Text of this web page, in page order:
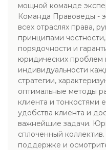
мощной команде
Команда Правоведы -
всех отраслях права,
принципами
порядочности и
юридических проблем
индивидуальности
стратегии,
оптимальные методы
клиента и тонкостями
удобства клиента и
важнейшие задачи.
сплоченный
поддержке и